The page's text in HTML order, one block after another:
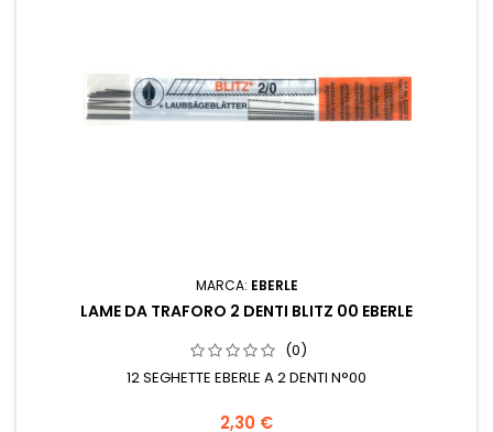
MARCA: EBERLE
LAME DA TRAFORO 2 DENTI BLITZ 00 EBERLE
(0)
12 SEGHETTE EBERLE A 2 DENTI N°00
2,30 €